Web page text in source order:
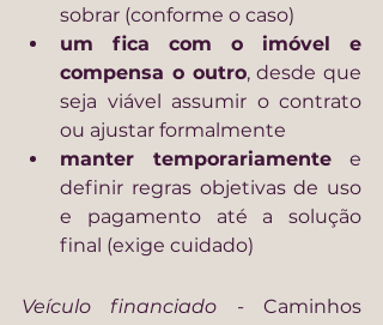
sobrar (conforme o caso)
um fica com o imóvel e
compensa o outro, desde que
seja viável assumir o contrato
ou ajustar formalmente
manter temporariamente e
definir regras objetivas de uso
e pagamento até a solução
final (exige cuidado)
Veículo financiado - Caminhos